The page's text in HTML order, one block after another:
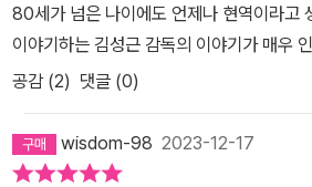
80세가 넘은 나이에도 언제나 현역이라고
이야기하는 김성근 감독의 이야기가 매우
공감 (2) 댓글 (0)
wisdom-98 2023-12-17